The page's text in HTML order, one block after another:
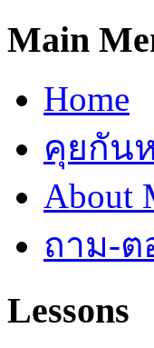
Main
Home
คุยกัน
About
ถาม-ต
Lessons